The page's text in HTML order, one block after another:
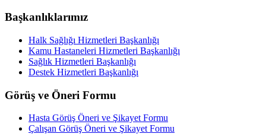
Başkanlıklarımız
Halk Sağlığı Hizmetleri Başkanlığı
Kamu Hastaneleri Hizmetleri Başkanlığı
Sağlık Hizmetleri Başkanlığı
Destek Hizmetleri Başkanlığı
Görüş ve Öneri Formu
Hasta Görüş Öneri ve Şikayet Formu
Çalışan Görüş Öneri ve Şikayet Formu